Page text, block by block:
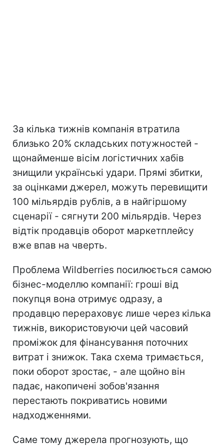
За кілька тижнів компанія втратила
близько 20% складських потужностей -
щонайменше вісім логістичних хабів
знищили українські удари. Прямі збитки,
за оцінками джерел, можуть перевищити
100 мільярдів рублів, а в найгіршому
сценарії - сягнути 200 мільярдів. Через
відтік продавців оборот маркетплейсу
вже впав на чверть.
Проблема Wildberries посилюється самою
бізнес-моделлю компанії: гроші від
покупця вона отримує одразу, а
продавцю перераховує лише через кілька
тижнів, використовуючи цей часовий
проміжок для фінансування поточних
витрат і знижок. Така схема тримається,
поки оборот зростає, - але щойно він
падає, накопичені зобов'язання
перестають покриватись новими
надходженнями.
Саме тому джерела прогнозують, що